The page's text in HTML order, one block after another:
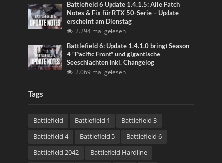
Battlefield 6 Update 1.4.1.5: Alle Patch
Notes & Fix für RTX 50-Serie – Update
erscheint am Dienstag
2.294 mal gelesen
Battlefield 6: Update 1.4.1.0 bringt Season
4 “Pacific Front” und gigantische
Seeschlachten inkl. Changelog
2.069 mal gelesen
Tags
Battlefield Battlefield 1
Battlefield 3
Battlefield 4
Battlefield 5
Battlefield 6
Battlefield 2042
Battlefield Hardline